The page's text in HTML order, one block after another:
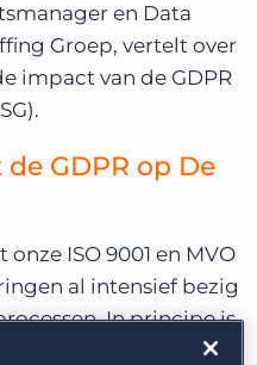
en Data
Groep, vertelt over
impact van de GDPR
GDPR op De
ISO 9001 en MVO
al intensief bezig
In principe is
GDPR niet veel